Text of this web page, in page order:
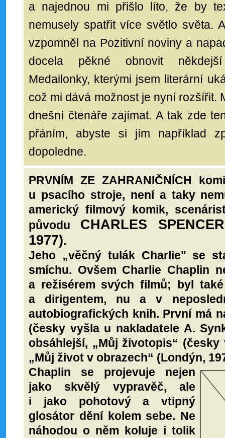
a najednou mi přišlo líto, že by
nemusely spatřit více světlo světa.
vzpomněl na Pozitivní noviny a
docela pěkné obnovit někdejší
Medailonky, kterými jsem literární
což mi dává možnost je nyní rozšířit.
dnešní čtenáře zajímat. A tak zde
přáním, abyste si jím například
dopoledne.
PRVNÍM ZE ZAHRANIČNÍCH
u psacího stroje, není a taky
americký filmový komik,
původu CHARLES
1977).
Jeho „věčný tulák Charlie" se
smíchu. Ovšem Charlie Chaplin
a režisérem svých filmů; byl
a dirigentem, nu a v
autobiografických knih. První má
(česky vyšla u nakladatele A.
obsáhlejší, „Můj životopis“
„Můj život v obrazech“ (Londýn,
Chaplin se projevuje nejen
jako skvělý vypravěč, ale
i jako pohotový a vtipný
glosátor dění kolem sebe. Ne
náhodou o něm koluje i tolik